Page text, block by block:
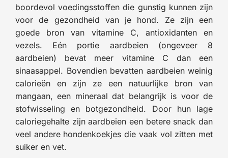
boordevol voedingsstoffen die gunstig kunnen zijn
voor de gezondheid van je hond. Ze zijn een
goede bron van vitamine C, antioxidanten en
vezels. Eén portie aardbeien (ongeveer 8
aardbeien) bevat meer vitamine C dan een
sinaasappel. Bovendien bevatten aardbeien weinig
calorieën en zijn ze een natuurlijke bron van
mangaan, een mineraal dat belangrijk is voor de
stofwisseling en botgezondheid. Door hun lage
caloriegehalte zijn aardbeien een betere snack dan
veel andere hondenkoekjes die vaak vol zitten met
suiker en vet.